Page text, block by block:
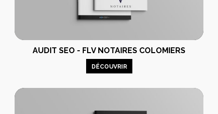
AUDIT SEO - FLV NOTAIRES COLOMIERS
DÉCOUVRIR